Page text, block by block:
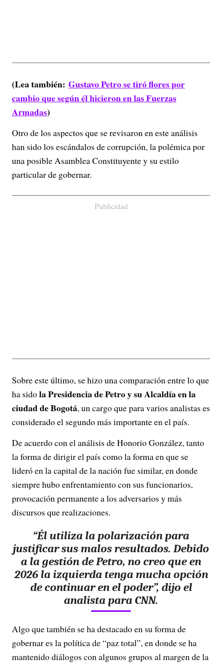
(Lea también: Gustavo Petro se tiró flores por
cambio que según él hicieron en las Fuerzas
Armadas)
Otro de los aspectos que se revisaron en este análisis
han sido los escándalos de corrupción, la polémica por
una posible Asamblea Constituyente y su estilo
particular de gobernar.
Publicidad
Sobre este último, se hizo una comparación entre lo que
ha sidola Presidencia de Petro y su Alcaldía en la
ciudad de Bogotá, un cargo que para varios analistas es
considerado el segundo más importante en el país.
De acuerdo con el análisis de Honorio González, tanto
la forma de dirigir el país como la forma en que se
lideró en la capital de la nación fue similar, en donde
siempre hubo enfrentamiento con sus funcionarios,
provocación permanente a los adversarios y más
discursos que realizaciones.
“Él utiliza la polarización para
justificar sus malos resultados. Debido
a la gestión de Petro, no creo que en
2026 la izquierda tenga mucha opción
de continuar en el poder”, dijo el
analista para CNN.
Algo que también se ha destacado en su forma de
gobernar es la política de “paz total”, en donde se ha
mantenido diálogos con algunos grupos al margen de la